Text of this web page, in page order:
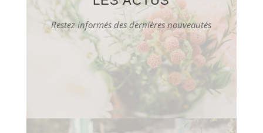
Restez informés des dernières nouveautés